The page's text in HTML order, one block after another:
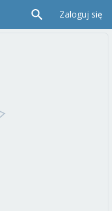
Zaloguj się